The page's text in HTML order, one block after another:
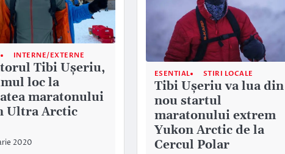
INTERNE/EXTERNE
Tibi Ușeriu,
loc la
maratonului
Ultra Arctic
2020
ESENTIAL STIRI LOCALE
Tibi Ușeriu va lua din
nou startul
maratonului extrem
Yukon Arctic de la
Cercul Polar